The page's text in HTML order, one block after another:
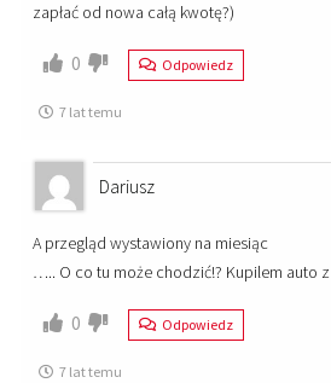
zapłać od nowa całą kwotę?)
0 Odpowiedz
7 lat temu
Dariusz
A przegląd wystawiony na miesiąc
….. O co tu może chodzić!? Kupilem auto
0 Odpowiedz
7 lat temu